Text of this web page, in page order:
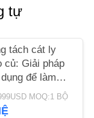
tự
tách cát ly
củ: Giải pháp
để làm
tinh bột từ
tây và khoai
MOQ:1 BỘ